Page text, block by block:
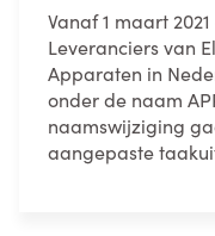
Vanaf 1 maart
Leveranciers van
Apparaten in
onder de naam
naamswijziging
aangepaste